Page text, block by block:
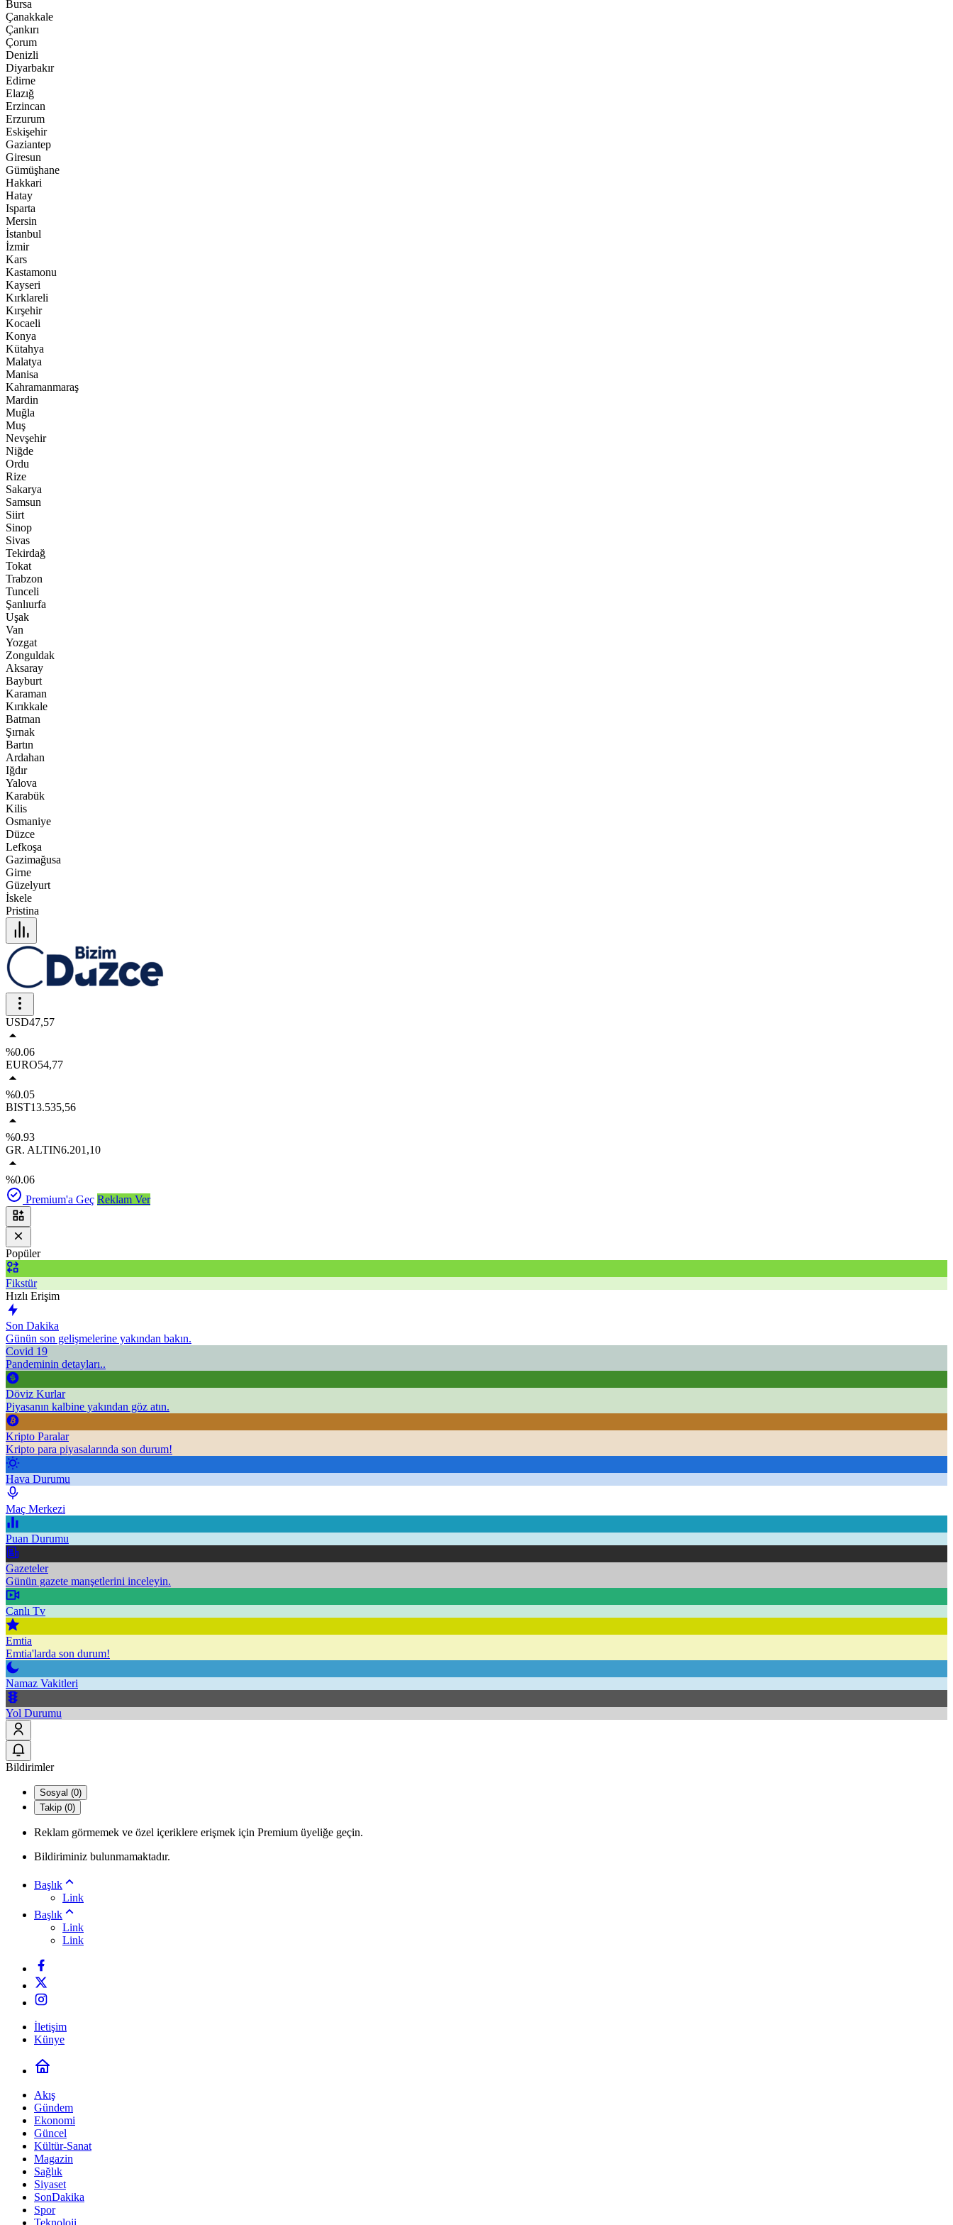
Bursa
Çanakkale
Çankırı
Çorum
Denizli
Diyarbakır
Edirne
Elazığ
Erzincan
Erzurum
Eskişehir
Gaziantep
Giresun
Gümüşhane
Hakkari
Hatay
Isparta
Mersin
İstanbul
İzmir
Kars
Kastamonu
Kayseri
Kırklareli
Kırşehir
Kocaeli
Konya
Kütahya
Malatya
Manisa
Kahramanmaraş
Mardin
Muğla
Muş
Nevşehir
Niğde
Ordu
Rize
Sakarya
Samsun
Siirt
Sinop
Sivas
Tekirdağ
Tokat
Trabzon
Tunceli
Şanlıurfa
Uşak
Van
Yozgat
Zonguldak
Aksaray
Bayburt
Karaman
Kırıkkale
Batman
Şırnak
Bartın
Ardahan
Iğdır
Yalova
Karabük
Kilis
Osmaniye
Düzce
Lefkoşa
Gazimağusa
Girne
Güzelyurt
İskele
Pristina
USD47,57
%0.06
EURO54,77
%0.05
BIST13.535,56
%0.93
GR. ALTIN6.201,10
%0.06
Premium'a Geç Reklam Ver
Popüler
Fikstür
Hızlı Erişim
Son Dakika
Günün son gelişmelerine yakından bakın.
Covid 19
Pandeminin detayları..
Döviz Kurlar
Piyasanın kalbine yakından göz atın.
Kripto Paralar
Kripto para piyasalarında son durum!
Hava Durumu
Maç Merkezi
Puan Durumu
Gazeteler
Günün gazete manşetlerini inceleyin.
Canlı Tv
Emtia
Emtia'larda son durum!
Namaz Vakitleri
Yol Durumu
Bildirimler
Sosyal (0)
Takip (0)
Reklam görmemek ve özel içeriklere erişmek için Premium üyeliğe geçin.
Bildiriminiz bulunmamaktadır.
Başlık
Link
Başlık
Link
Link
İletişim
Künye
Akış
Gündem
Ekonomi
Güncel
Kültür-Sanat
Magazin
Sağlık
Siyaset
SonDakika
Spor
Teknoloji